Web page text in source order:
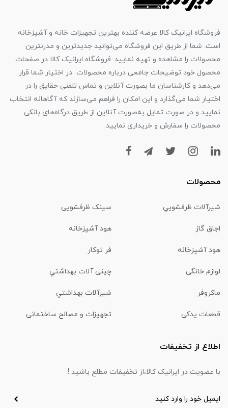
فروشگاه ایرانیک کالا عرضه کننده بهترین تجهیزات خانه و آشپزخانه
است. شما از طریق این فروشگاه می‌توانید جدیدترین و مدرنترین
محصولات را مشاهده و تهیه نمایید. فروشگاه ایرانیک کالا در صفحات
محصول خود توضیحات جامعی درباره محصولات در اختیار شما قرار
می‌دهد و کارشناسان ما بصورت آنلاین و تماس تلفنی حقایق را در
اختیار شما می‌گذارد و این امکان را فراهم می‌سازند که آگاهانه انتخاب
نمایید و در صورت تمایل به‌صورت آنلاین از طریق درگاه‌های بانکی
محصولات را سفارش و خریداری نمایید.
محصولات
شیرآلات ظرفشويي سینک ظرفشویی
اجاق گاز هود آشپزخانه
هود آشپزخانه فر توکار
لوازم خانگی چینی آلات بهداشتي
ماكروفر شیرآلات بهداشتي
قطعات یدکی تجهیزات و مصالح ساختمانی
اطلاع از تخفیفات
با عضویت در ایرانیک کالا،از تخفیفات مطلع باشید !